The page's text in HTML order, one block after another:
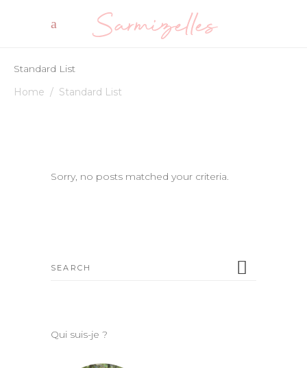
Standard List
Home / Standard List
Sorry, no posts matched your criteria.
Search
Qui suis-je ?